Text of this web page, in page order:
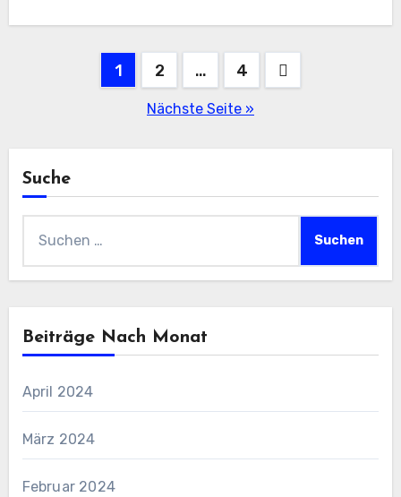
Seitennummerierung
1 2 … 4
Nächste Seite »
Suche
Beiträge Nach Monat
April 2024
März 2024
Februar 2024